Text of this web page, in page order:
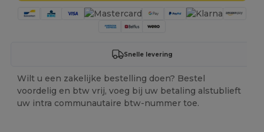
Snelle levering
Wilt u een zakelijke bestelling doen? Bestel
voordelig en btw vrij, voeg bij uw betaling alstublieft
uw intra communautaire btw-nummer toe.